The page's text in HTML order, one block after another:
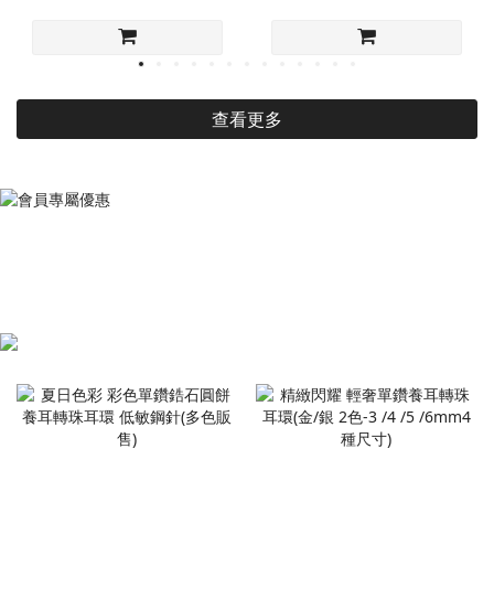
查看更多